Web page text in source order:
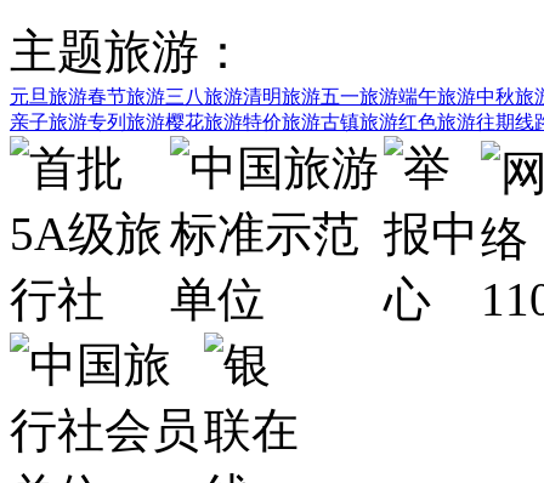
主题旅游：
元旦旅游春节旅游三八旅游清明旅游五一旅游端午旅游中秋旅
亲子旅游专列旅游樱花旅游特价旅游古镇旅游红色旅游往期线